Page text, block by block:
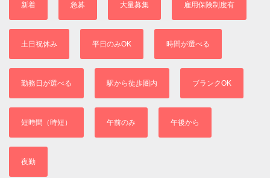
新着 急募 大量募集 雇用保険制度有
土日祝休み 平日のみOK 時間が選べる
勤務日が選べる 駅から徒歩圏内 ブランクOK
短時間（時短） 午前のみ 午後から
夜勤